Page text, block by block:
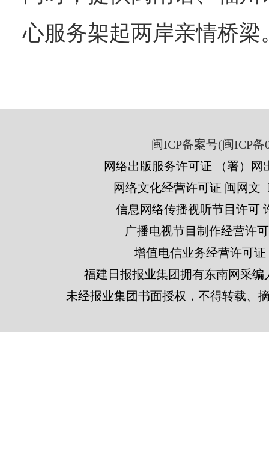
心服务架起两岸亲情桥梁
闽ICP备案号(闽ICP备
网络出版服务许可证 （署）网
网络文化经营许可证 闽网文
信息网络传播视听节目许可
广播电视节目制作经营许
增值电信业务经营许可证
福建日报报业集团拥有东南网采
未经报业集团书面授权，不得转载、